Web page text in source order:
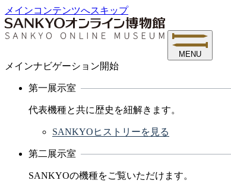
メインコンテンツへスキップ
MENU
メインナビゲーション開始
第一展示室
代表機種と共に歴史を紐解きます。
SANKYOヒストリーを見る
第二展示室
SANKYOの機種をご覧いただけます。